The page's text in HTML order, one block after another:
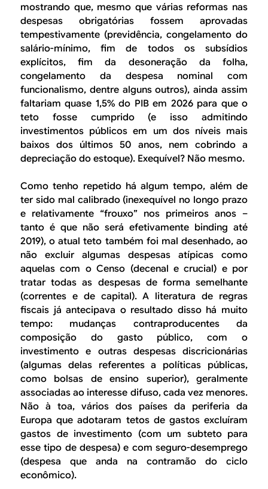
mostrando que, mesmo que várias reformas nas
despesas obrigatórias fossem aprovadas
tempestivamente (previdência, congelamento do
salário-mínimo, fim de todos os subsídios
explícitos, fim da desoneração da folha,
congelamento da despesa nominal com
funcionalismo, dentre alguns outros), ainda assim
faltariam quase 1,5% do PIB em 2026 para que o
teto fosse cumprido (e isso admitindo
investimentos públicos em um dos níveis mais
baixos dos últimos 50 anos, nem cobrindo a
depreciação do estoque). Exequível? Não mesmo.
Como tenho repetido há algum tempo, além de
ter sido mal calibrado (inexequível no longo prazo
e relativamente “frouxo” nos primeiros anos –
tanto é que não será efetivamente binding até
2019), o atual teto também foi mal desenhado, ao
não excluir algumas despesas atípicas como
aquelas com o Censo (decenal e crucial) e por
tratar todas as despesas de forma semelhante
(correntes e de capital). A literatura de regras
fiscais já antecipava o resultado disso há muito
tempo: mudanças contraproducentes da
composição do gasto público, com o
investimento e outras despesas discricionárias
(algumas delas referentes a políticas públicas,
como bolsas de ensino superior), geralmente
associadas ao interesse difuso, cada vez menores.
Não à toa, vários dos países da periferia da
Europa que adotaram tetos de gastos excluíram
gastos de investimento (com um subteto para
esse tipo de despesa) e com seguro-desemprego
(despesa que anda na contramão do ciclo
econômico).